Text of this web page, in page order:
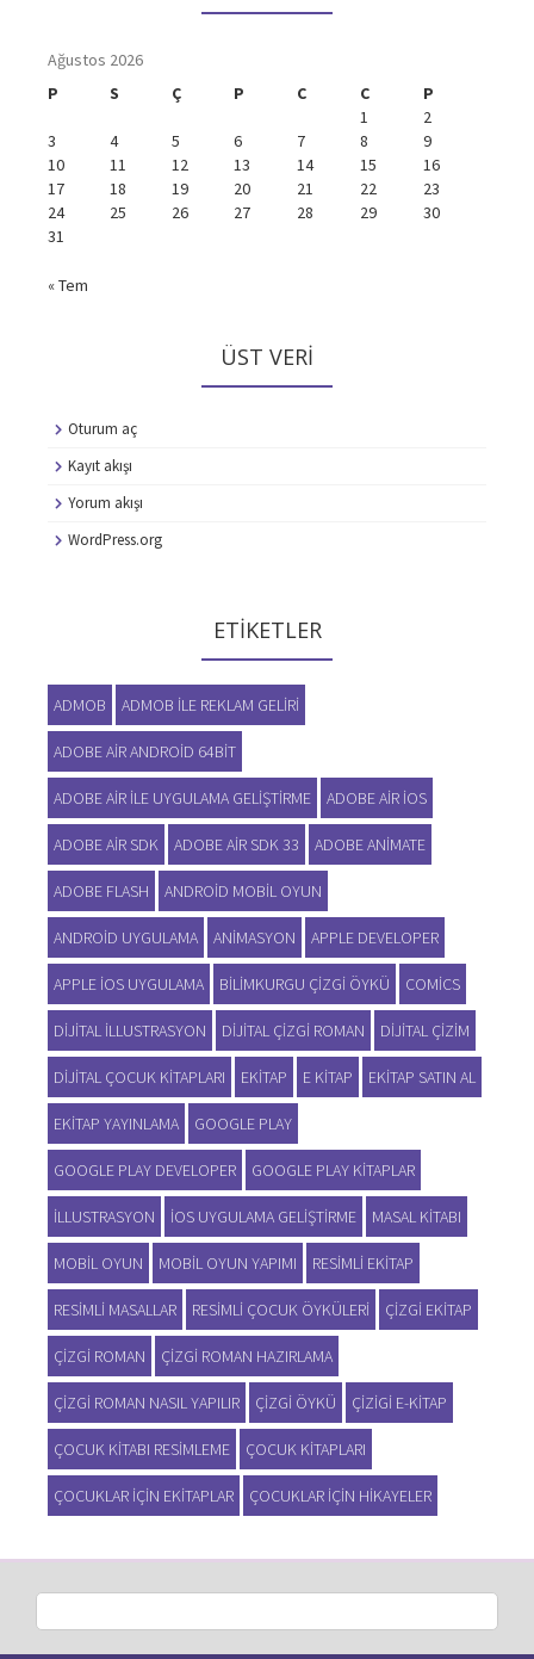
Ağustos 2026
P
S Ç P C C
P
1
2
3
4 5 6 7 8
9
10
11 12 13 14 15
16
17
18 19 20 21 22
23
24
25 26 27 28 29
30
31
« Tem
ÜST VERI
Oturum aç
Kayıt akışı
Yorum akışı
WordPress.org
ETIKETLER
ADMOB ADMOB ILE REKLAM GELIRI
ADOBE AIR ANDROID 64BIT
ADOBE AIR ILE UYGULAMA GELIŞTIRME ADOBE AIR IOS
ADOBE AIR SDK ADOBE AIR SDK 33 ADOBE ANIMATE
ADOBE FLASH ANDROID MOBIL OYUN
ANDROID UYGULAMA ANIMASYON APPLE DEVELOPER
APPLE IOS UYGULAMA BILIMKURGU ÇIZGI ÖYKÜ COMICS
DIJITAL ILLUSTRASYON DIJITAL ÇIZGI ROMAN DIJITAL ÇIZIM
DIJITAL ÇOCUK KITAPLARI EKITAP E KITAP EKITAP SATIN AL
EKITAP YAYINLAMA GOOGLE PLAY
GOOGLE PLAY DEVELOPER GOOGLE PLAY KITAPLAR
ILLUSTRASYON IOS UYGULAMA GELIŞTIRME MASAL KITABI
MOBIL OYUN MOBIL OYUN YAPIMI RESIMLI EKITAP
RESIMLI MASALLAR RESIMLI ÇOCUK ÖYKÜLERI ÇIZGI EKITAP
ÇIZGI ROMAN ÇIZGI ROMAN HAZIRLAMA
ÇIZGI ROMAN NASIL YAPILIR ÇIZGI ÖYKÜ ÇIZIGI E-KITAP
ÇOCUK KITABI RESIMLEME ÇOCUK KITAPLARI
ÇOCUKLAR IÇIN EKITAPLAR ÇOCUKLAR IÇIN HIKAYELER